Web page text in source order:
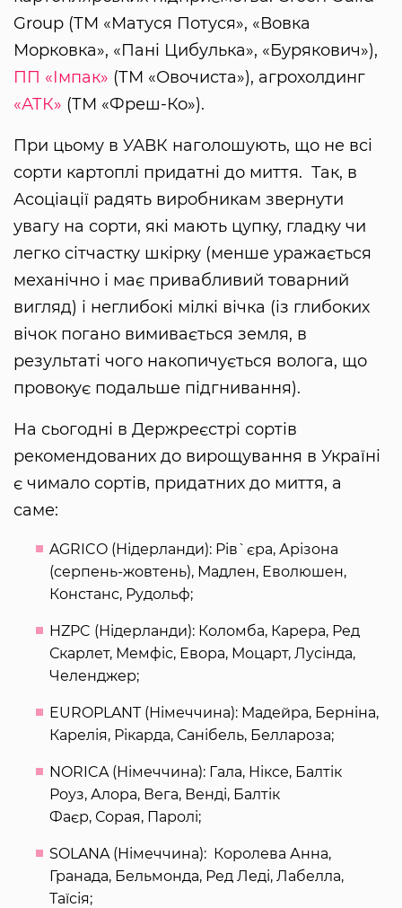
Group (ТМ «Матуся Потуся», «Вовка
Морковка», «Пані Цибулька», «Бурякович»),
ПП «Імпак» (ТМ «Овочиста»), агрохолдинг
«АТК» (ТМ «Фреш-Ко»).
При цьому в УАВК наголошують, що не всі
сорти картоплі придатні до миття. Так, в
Асоціації радять виробникам звернути
увагу на сорти, які мають цупку, гладку чи
легко сітчастку шкірку (менше уражається
механічно і має привабливий товарний
вигляд) і неглибокі мілкі вічка (із глибоких
вічок погано вимивається земля, в
результаті чого накопичується волога, що
провокує подальше підгнивання).
На сьогодні в Держреєстрі сортів
рекомендованих до вирощування в Україні
є чимало сортів, придатних до миття, а
саме:
AGRICO (Нідерланди): Рів`єра, Арізона
(серпень-жовтень), Мадлен, Еволюшен,
Констанс, Рудольф;
HZPC (Нідерланди): Коломба, Карера, Ред
Скарлет, Мемфіс, Евора, Моцарт, Лусінда,
Челенджер;
EUROPLANT (Німеччина): Мадейра, Берніна,
Карелія, Рікарда, Санібель, Беллароза;
NORICA (Німеччина): Гала, Ніксе, Балтік
Роуз, Алора, Вега, Венді, Балтік
Фаєр, Сорая, Паролі;
SOLANA (Німеччина): Королева Анна,
Гранада, Бельмонда, Ред Леді, Лабелла,
Таїсія;